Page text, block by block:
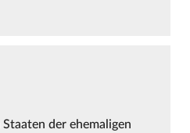
Staaten der ehemaligen